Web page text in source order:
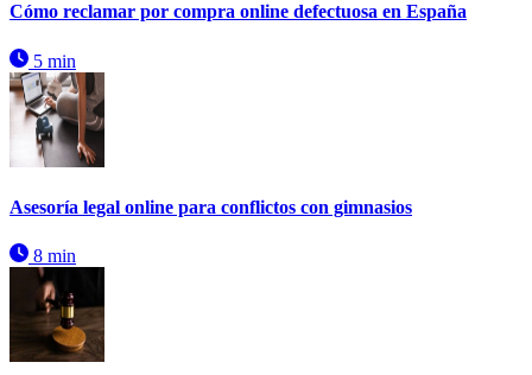
Cómo reclamar por compra online defectuosa en España
5 min
Asesoría legal online para conflictos con gimnasios
8 min